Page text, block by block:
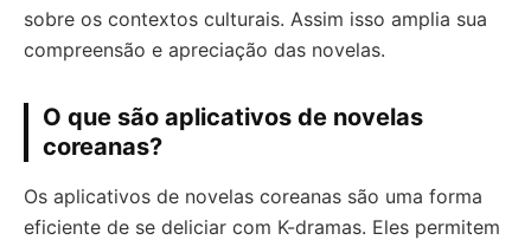
sobre os contextos culturais. Assim isso amplia sua
compreensão e apreciação das novelas.
O que são aplicativos de novelas
coreanas?
Os aplicativos de novelas coreanas são uma forma
eficiente de se deliciar com K-dramas. Eles permitem